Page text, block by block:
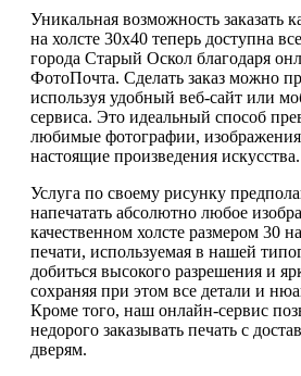
Уникальная возможность заказать
на холсте 30х40 теперь доступна
города Старый Оскол благодаря
ФотоПочта. Сделать заказ можно
используя удобный веб-сайт или
сервиса. Это идеальный способ
любимые фотографии,
настоящие произведения искусства.
Услуга по своему рисунку
напечатать абсолютно любое
качественном холсте размером 30
печати, используемая в нашей
добиться высокого разрешения и
сохраняя при этом все детали и
Кроме того, наш онлайн-сервис
недорого заказывать печать с
дверям.